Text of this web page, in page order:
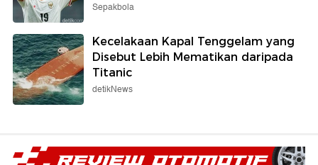
Sepakbola
Kecelakaan Kapal Tenggelam yang
Disebut Lebih Mematikan daripada
Titanic
detikNews